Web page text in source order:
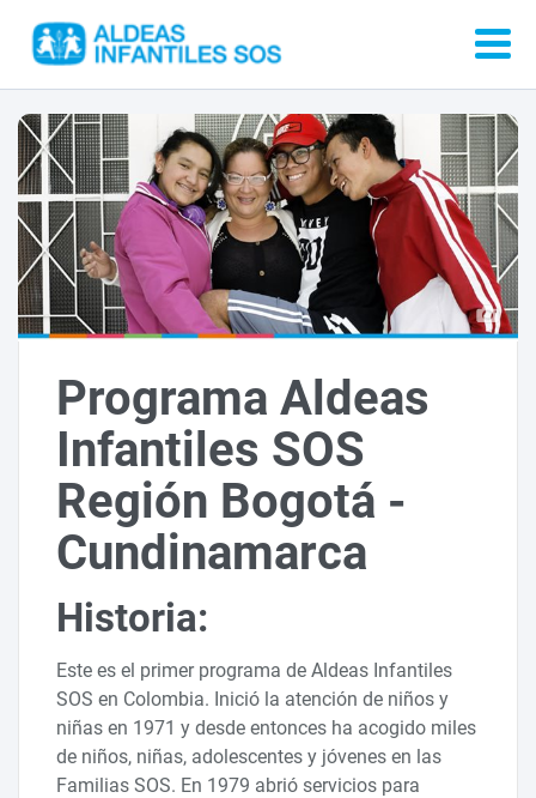
Programa Aldeas
Infantiles SOS
Región Bogotá -
Cundinamarca
Historia:
Este es el primer programa de Aldeas Infantiles
SOS en Colombia. Inició la atención de niños y
niñas en 1971 y desde entonces ha acogido miles
de niños, niñas, adolescentes y jóvenes en las
Familias SOS. En 1979 abrió servicios para